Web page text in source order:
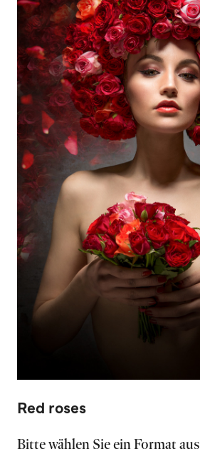
Red roses
Bitte wählen Sie ein Format aus